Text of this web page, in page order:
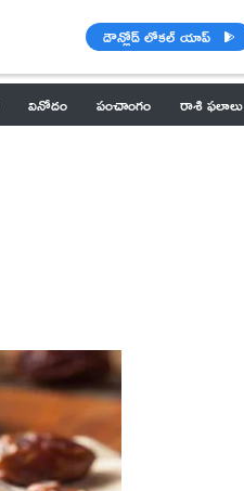
డౌన్లోడ్ లోకల్ యాప్
వినోదం పంచాంగం రాశి ఫలాలు